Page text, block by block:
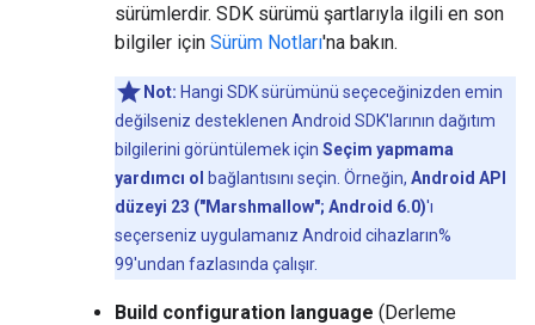
sürümlerdir. SDK sürümü şartlarıyla ilgili en son
bilgiler için Sürüm Notları'na bakın.
Not: Hangi SDK sürümünü seçeceğinizden emin
değilseniz desteklenen Android SDK'larının dağıtım
bilgilerini görüntülemek için Seçim yapmama
yardımcı ol
bağlantısını seçin. Örneğin, Android API
düzeyi 23 ("Marshmallow"; Android 6.0)'ı
seçerseniz uygulamanız Android cihazların%
99'undan fazlasında çalışır.
Build configuration language (Derleme